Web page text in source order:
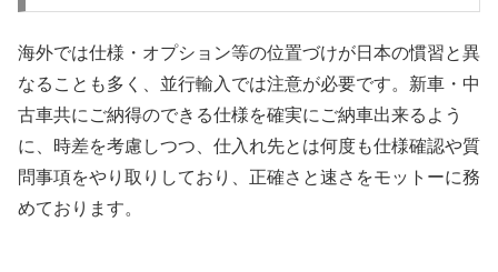
海外では仕様・オプション等の位置づけが日本の慣習と異
なることも多く、並行輸入では注意が必要です。新車・中
古車共にご納得のできる仕様を確実にご納車出来るよう
に、時差を考慮しつつ、仕入れ先とは何度も仕様確認や質
問事項をやり取りしており、正確さと速さをモットーに務
めております。